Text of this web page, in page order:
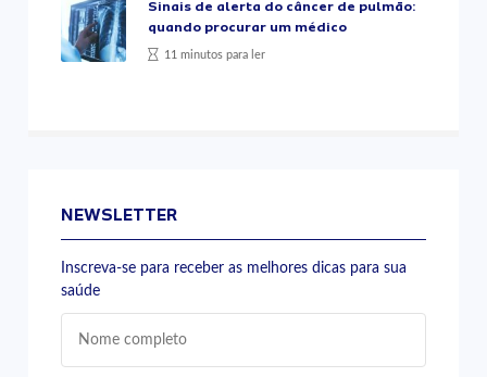
Sinais de alerta do câncer de pulmão:
quando procurar um médico
11 minutos para ler
NEWSLETTER
Inscreva-se para receber as melhores dicas para sua
saúde